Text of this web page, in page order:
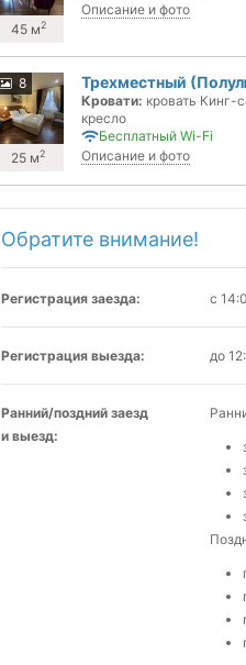
45 м2
Описание и фото
8
25 м2
Трехместный
Кровати: кровать Кинг-
кресло
Бесплатный Wi-Fi
Описание и фото
Обратите внимание!
Регистрация заезда: с
Регистрация выезда: до
Ранний/поздний заезд
и выезд: